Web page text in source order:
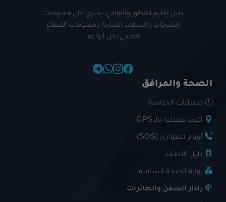
دليل إقليم الناظور والنواحي، يحتوي على معلومات
الشركات والمحلات التجارية ومعلومات القطاع
الصحي بجل أنواعه.
الصحة والمرافق
صيدليات الحراسة
أقرب صيدلية بالـ GPS
أرقام الطوارئ (SOS)
دليل الأطباء
بوابة الصحة الشاملة
رادار السفن والطائرات